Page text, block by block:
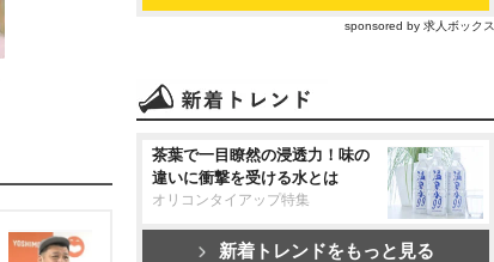
sponsored by 求人ボックス
茶葉で一目瞭然の浸透力！味の
違いに衝撃を受ける水とは
オリコンタイアップ特集
新着トレンドをもっと見る